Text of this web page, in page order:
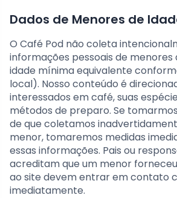
Dados de Menores de
O Café Pod não coleta
informações pessoais de menores
idade mínima equivalente
local). Nosso conteúdo é
interessados em café, suas
métodos de preparo. Se
de que coletamos
menor, tomaremos medidas
essas informações. Pais ou
acreditam que um menor
ao site devem entrar em contato
imediatamente.